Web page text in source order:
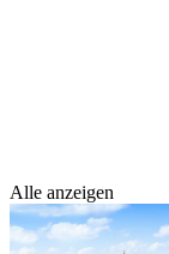
Alle anzeigen